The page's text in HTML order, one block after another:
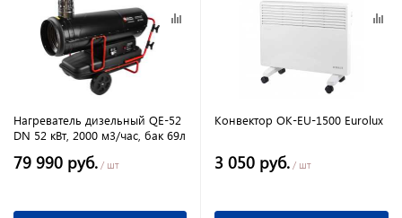
Нагреватель дизельный QE-52
DN 52 кВт, 2000 м3/час, бак 69л
79 990 руб. / шт
Конвектор ОК-EU-1500 Eurolux
3 050 руб. / шт